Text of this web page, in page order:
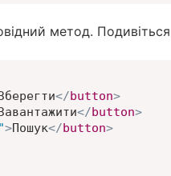
метод.
</button>
</button>
">Пошук</button>